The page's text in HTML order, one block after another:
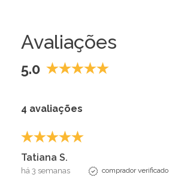
Avaliações
5.0
4 avaliações
Tatiana S.
há 3 semanas comprador verificado